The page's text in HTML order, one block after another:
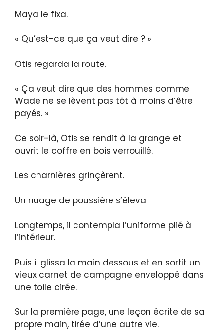
Maya le fixa.
« Qu’est-ce que ça veut dire ? »
Otis regarda la route.
« Ça veut dire que des hommes comme
Wade ne se lèvent pas tôt à moins d’être
payés. »
Ce soir-là, Otis se rendit à la grange et
ouvrit le coffre en bois verrouillé.
Les charnières grinçèrent.
Un nuage de poussière s’éleva.
Longtemps, il contempla l’uniforme plié à
l’intérieur.
Puis il glissa la main dessous et en sortit un
vieux carnet de campagne enveloppé dans
une toile cirée.
Sur la première page, une leçon écrite de sa
propre main, tirée d’une autre vie.